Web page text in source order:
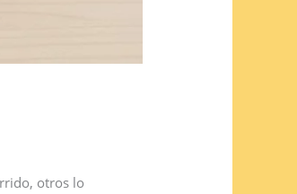
otros lo